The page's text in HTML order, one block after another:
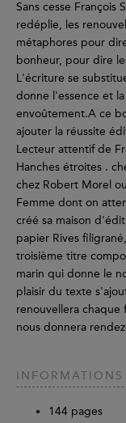
Sans cesse François
redéplie, les
métaphores pour
bonheur, pour dire
L'écriture se
donne l'essence et
envoûtement.A ce
ajouter la réussite
Lecteur attentif de
Hanches étroites .
chez Robert Morel
Femme dont on
créé sa maison
papier Rives
troisième titre
marin qui donne le
plaisir du texte
renouvellera chaque
nous donnera
INFORMATIONS
144 pages